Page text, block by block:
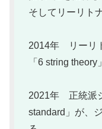
そしてリーリト
2014年 リーリ
「6 string theory
2021年 正統派
standard」が、